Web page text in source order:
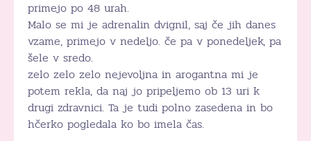
primejo po 48 urah.
Malo se mi je adrenalin dvignil, saj če jih danes
vzame, primejo v nedeljo. če pa v ponedeljek, pa
šele v sredo.
zelo zelo zelo nejevoljna in arogantna mi je
potem rekla, da naj jo pripeljemo ob 13 uri k
drugi zdravnici. Ta je tudi polno zasedena in bo
hčerko pogledala ko bo imela čas.